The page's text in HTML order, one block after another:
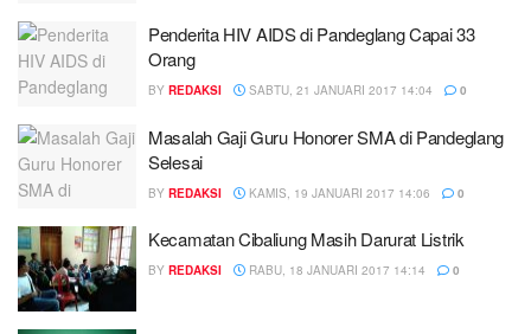
Penderita HIV AIDS di Pandeglang Capai 33
Orang
BY REDAKSI SABTU, 21 JANUARI 2017 14:04 0
Masalah Gaji Guru Honorer SMA di Pandeglang
Selesai
BY REDAKSI KAMIS, 19 JANUARI 2017 14:06 0
Kecamatan Cibaliung Masih Darurat Listrik
BY REDAKSI RABU, 18 JANUARI 2017 14:14 0